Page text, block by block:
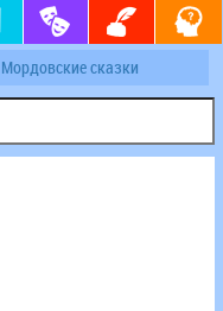
Мордовские сказки